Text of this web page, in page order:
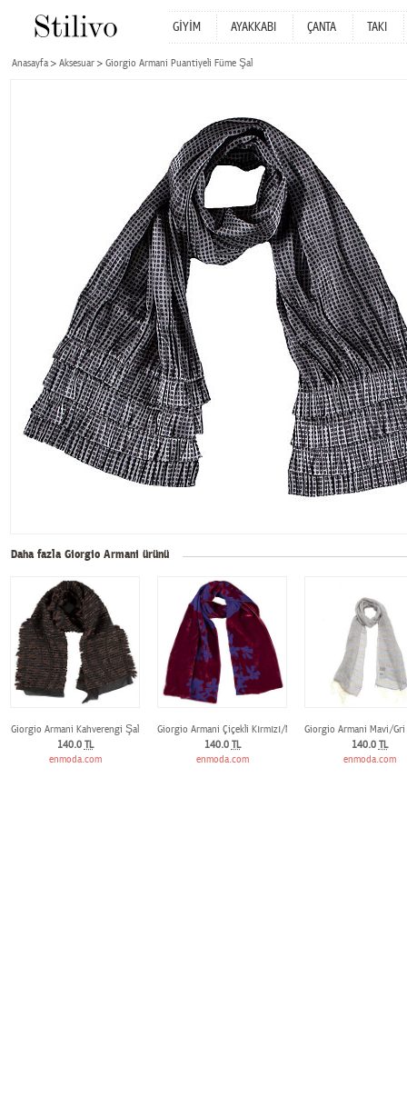
GİYİM AYAKKABI ÇANTA TAKI
Anasayfa Aksesuar Giorgio Armani Puantiyeli Füme Şal
Daha fazla Giorgio Armani ürünü
Giorgio Armani Kahverengi Şal
140.0 TL
enmoda.com
Giorgio Armani Çiçekli Kırmızı/Mor Şal
140.0 TL
enmoda.com
Giorgio Armani Mavi/
140.0 TL
enmoda.com